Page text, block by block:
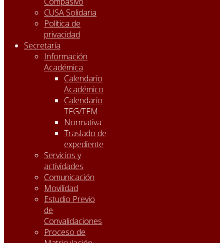
CUSA Solidaria
Política de
privacidad
Secretaría
Información
Académica
Calendario
Académico
Calendario
TFG/TFM
Normativa
Traslado de
expediente
Servicios y
actividades
Comunicación
Movilidad
Estudio Previo
de
Convalidaciones
Proceso de